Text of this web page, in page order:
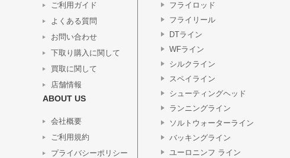
ご利用ガイド
よくある質問
お問い合わせ
下取り購入に関して
買取に関して
店舗情報
ABOUT US
会社概要
ご利用規約
プライバシーポリシー
フライロッド
フライリール
DTライン
WFライン
シルクライン
スペイライン
シューティングヘッド
ランニングライン
ソルトウォーターライン
バッキングライン
ユーロニンフ ライン